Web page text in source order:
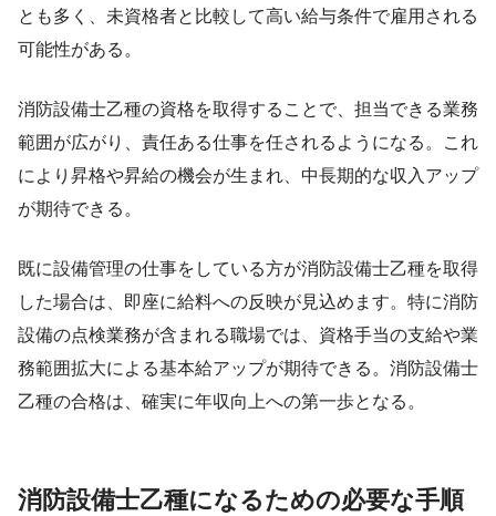
とも多く、未資格者と比較して高い給与条件で雇用される
可能性がある。
消防設備士乙種の資格を取得することで、担当できる業務
範囲が広がり、責任ある仕事を任されるようになる。これ
により昇格や昇給の機会が生まれ、中長期的な収入アップ
が期待できる。
既に設備管理の仕事をしている方が消防設備士乙種を取得
した場合は、即座に給料への反映が見込めます。特に消防
設備の点検業務が含まれる職場では、資格手当の支給や業
務範囲拡大による基本給アップが期待できる。消防設備士
乙種の合格は、確実に年収向上への第一歩となる。
消防設備士乙種になるための必要な手順